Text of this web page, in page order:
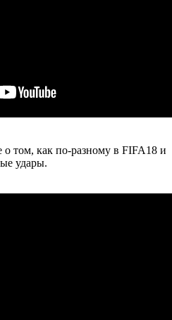
том, как по-разному в FIFA18 и
удары.